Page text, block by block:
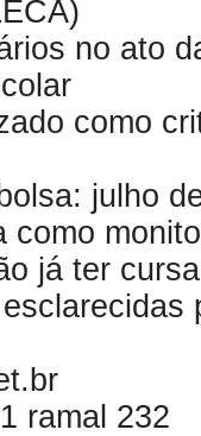
no ato
como
julho
como
já ter
ramal 232